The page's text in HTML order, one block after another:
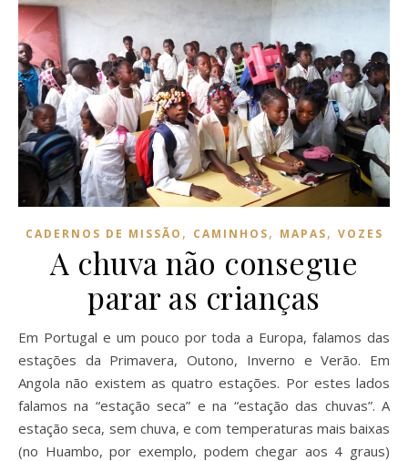
CADERNOS DE MISSÃO , CAMINHOS, MAPAS, VOZES
A chuva não consegue
parar as crianças
Em Portugal e um pouco por toda a Europa, falamos das
estações da Primavera, Outono, Inverno e Verão. Em
Angola não existem as quatro estações. Por estes lados
falamos na “estação seca” e na “estação das chuvas”. A
estação seca, sem chuva, e com temperaturas mais baixas
(no Huambo, por exemplo, podem chegar aos 4 graus)